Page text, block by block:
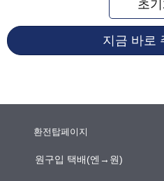
초
지금 바로
환전탑페이지
원구입 택배(엔→원)